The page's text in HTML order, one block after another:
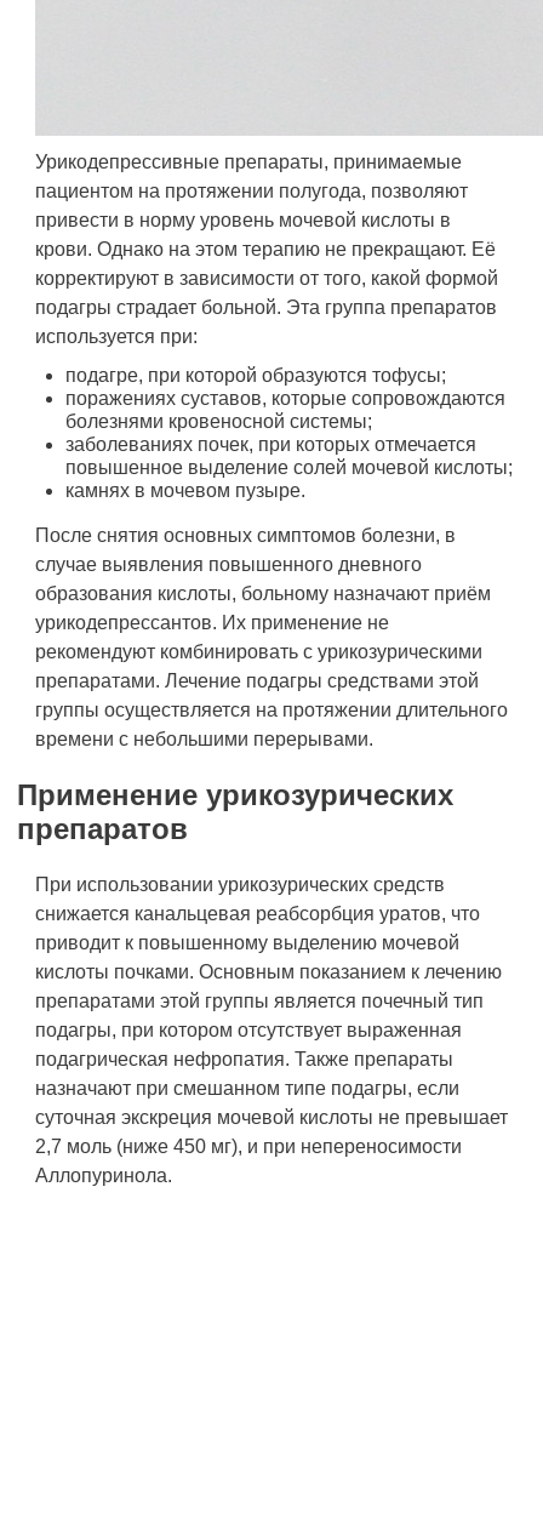
Урикодепрессивные препараты, принимаемые
пациентом на протяжении полугода, позволяют
привести в норму уровень мочевой кислоты в
крови. Однако на этом терапию не прекращают. Её
корректируют в зависимости от того, какой формой
подагры страдает больной. Эта группа препаратов
используется при:
подагре, при которой образуются тофусы;
поражениях суставов, которые сопровождаются
болезнями кровеносной системы;
заболеваниях почек, при которых отмечается
повышенное выделение солей мочевой кислоты;
камнях в мочевом пузыре.
После снятия основных симптомов болезни, в
случае выявления повышенного дневного
образования кислоты, больному назначают приём
урикодепрессантов. Их применение не
рекомендуют комбинировать с урикозурическими
препаратами. Лечение подагры средствами этой
группы осуществляется на протяжении длительного
времени с небольшими перерывами.
Применение урикозурических
препаратов
При использовании урикозурических средств
снижается канальцевая реабсорбция уратов, что
приводит к повышенному выделению мочевой
кислоты почками. Основным показанием к лечению
препаратами этой группы является почечный тип
подагры, при котором отсутствует выраженная
подагрическая нефропатия. Также препараты
назначают при смешанном типе подагры, если
суточная экскреция мочевой кислоты не превышает
2,7 моль (ниже 450 мг), и при непереносимости
Аллопуринола.